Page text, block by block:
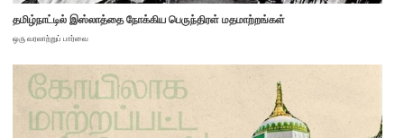
தமிழ்நாட்டில் இஸ்லாத்தை நோக்கிய பெருந்திரள் மதமாற்றங்கள்
ஒரு வரலாற்றுப் பார்வை